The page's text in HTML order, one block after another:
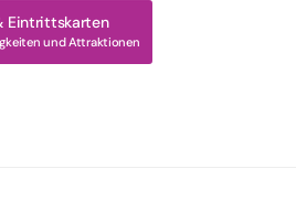
Eintrittskarten
und Attraktionen